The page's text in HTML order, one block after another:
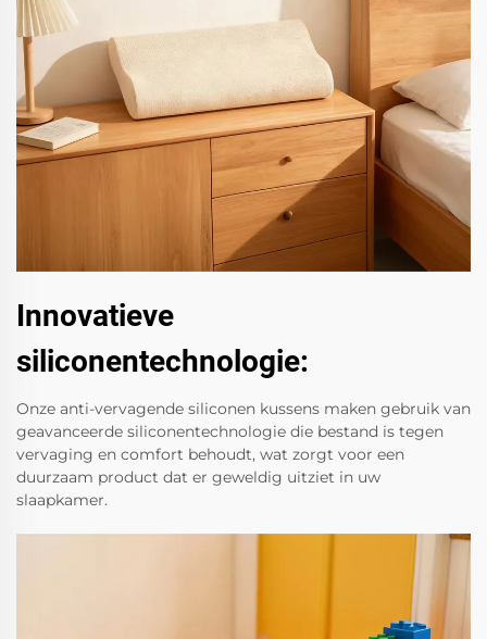
Innovatieve
siliconentechnologie:
Onze anti-vervagende siliconen kussens maken gebruik van
geavanceerde siliconentechnologie die bestand is tegen
vervaging en comfort behoudt, wat zorgt voor een
duurzaam product dat er geweldig uitziet in uw
slaapkamer.